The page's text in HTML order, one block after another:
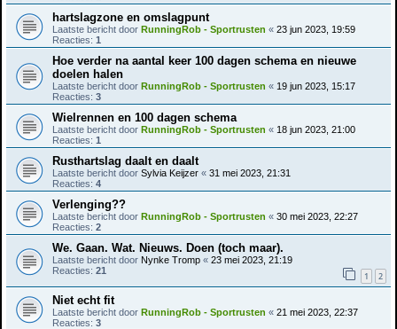
hartslagzone en omslagpunt
Laatste bericht door RunningRob - Sportrusten « 23 jun 2023, 19:59
Reacties: 1
Hoe verder na aantal keer 100 dagen schema en nieuwe
doelen halen
Laatste bericht door RunningRob - Sportrusten « 19 jun 2023, 15:17
Reacties: 3
Wielrennen en 100 dagen schema
Laatste bericht door RunningRob - Sportrusten « 18 jun 2023, 21:00
Reacties: 1
Rusthartslag daalt en daalt
Laatste bericht door Sylvia Keijzer « 31 mei 2023, 21:31
Reacties: 4
Verlenging??
Laatste bericht door RunningRob - Sportrusten « 30 mei 2023, 22:27
Reacties: 2
We. Gaan. Wat. Nieuws. Doen (toch maar).
Laatste bericht door Nynke Tromp « 23 mei 2023, 21:19
Reacties: 21 1 2
Niet echt fit
Laatste bericht door RunningRob - Sportrusten « 21 mei 2023, 22:37
Reacties: 3